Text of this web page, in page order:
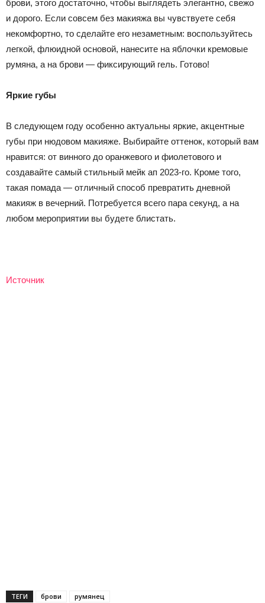
брови, этого достаточно, чтобы выглядеть элегантно, свежо
и дорого. Если совсем без макияжа вы чувствуете себя
некомфортно, то сделайте его незаметным: воспользуйтесь
легкой, флюидной основой, нанесите на яблочки кремовые
румяна, а на брови — фиксирующий гель. Готово!
Яркие губы
В следующем году особенно актуальны яркие, акцентные
губы при нюдовом макияже. Выбирайте оттенок, который вам
нравится: от винного до оранжевого и фиолетового и
создавайте самый стильный мейк ап 2023-го. Кроме того,
такая помада — отличный способ превратить дневной
макияж в вечерний. Потребуется всего пара секунд, а на
любом мероприятии вы будете блистать.
Источник
ТЕГИ брови румянец